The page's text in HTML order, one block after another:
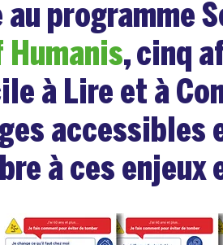
au programme
Humanis, cinq
à Lire et à
accessibles
à ces enjeux